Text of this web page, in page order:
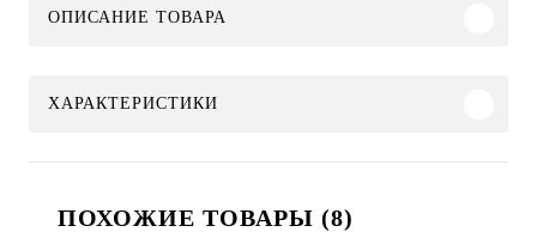
ОПИСАНИЕ ТОВАРА
ХАРАКТЕРИСТИКИ
ПОХОЖИЕ ТОВАРЫ (8)